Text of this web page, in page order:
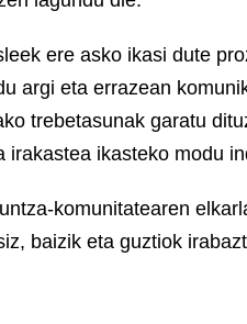
ere asko ikasi dute
argi eta errazean
trebetasunak garatu
irakastea ikasteko modu
komunitatearen
baizik eta guztiok